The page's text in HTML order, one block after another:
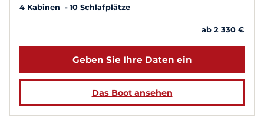
4 Kabinen
10 Schlafplätze
ab 2 330 €
Geben Sie Ihre Daten ein
Das Boot ansehen